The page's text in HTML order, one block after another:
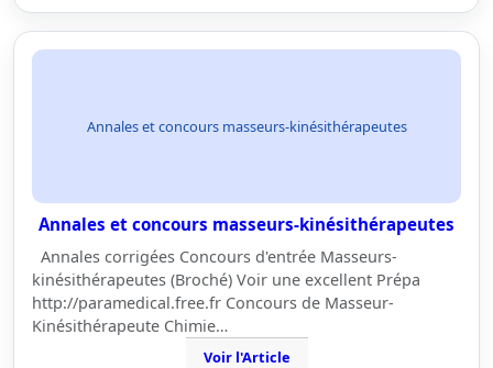
Annales et concours masseurs-kinésithérapeutes
Annales et concours masseurs-kinésithérapeutes
Annales corrigées Concours d'entrée Masseurs-
kinésithérapeutes (Broché) Voir une excellent Prépa
http://paramedical.free.fr Concours de Masseur-
Kinésithérapeute Chimie…
Voir l'Article